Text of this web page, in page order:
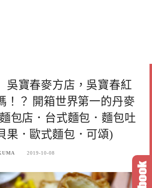
吳寶春麥方店，吳寶春紅
！？ 開箱世界第一的丹麥
包店．台式麵包．麵包吐
果．歐式麵包．可頌)
2019-10-08